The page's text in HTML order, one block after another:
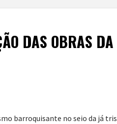
DAS OBRAS
barroquisante no seio da já